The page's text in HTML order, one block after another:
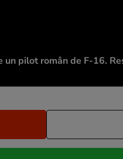
pilot român de F-16.